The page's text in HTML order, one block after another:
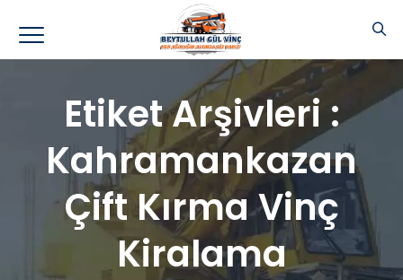
Etiket Arşivleri :
Kahramankazan
Çift Kırma Vinç
Kiralama